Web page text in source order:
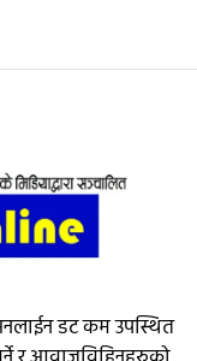
डट कम उपस्थित